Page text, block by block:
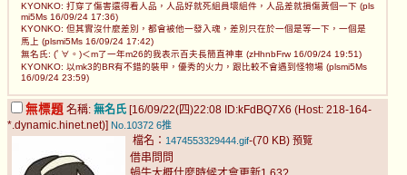
KYONKO: 打穿了傷害還得看人品，人品好就死組員壞組件，人品差就損傷黃個一下 (pls
mi5Ms 16/09/24 17:36)
KYONKO: 但其實沒什麼差別，都會被他一發入魂，差別只在於一個是等一下，一個是
馬上 (plsmi5Ms 16/09/24 17:42)
無名氏: (ﾟ∀。)＜m了一年m26的我表示百夫長簡直神車 (zHhnbFrw 16/09/24 19:51)
KYONKO: 以mk3的BR有不錯的裝甲，優秀的火力，跟比較不會遇到怪物場 (plsmi5Ms
16/09/24 23:59)
無標題 名稱: 無名氏 [16/09/22(四)22:08 ID:kFdBQ7X6 (Host: 218-164-
*.dynamic.hinet.net)] No.10372 6推
檔名： 1474553329444.gif-(70 KB) 預覽
借串問問